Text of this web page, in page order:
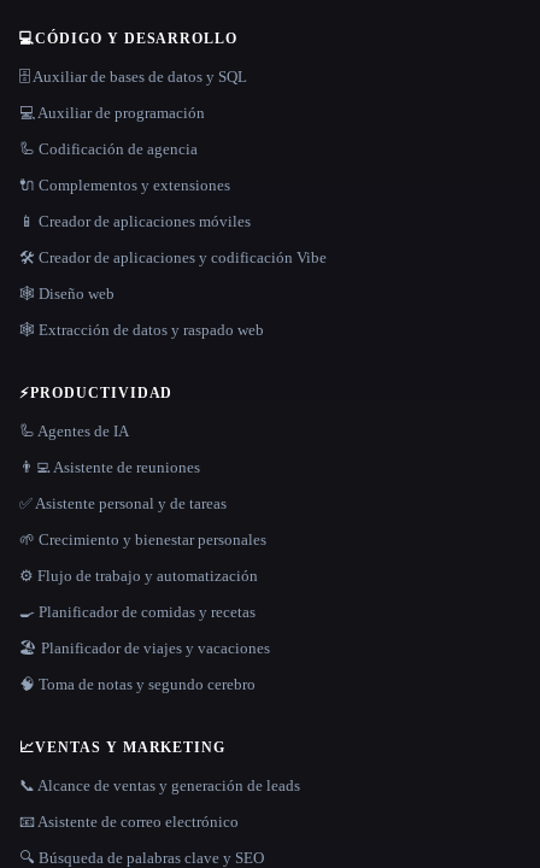
💻CÓDIGO Y DESARROLLO
🗄️ Auxiliar de bases de datos y SQL
💻 Auxiliar de programación
🦾 Codificación de agencia
🔌 Complementos y extensiones
📱 Creador de aplicaciones móviles
🛠️ Creador de aplicaciones y codificación Vibe
🕸 Diseño web
🕸️ Extracción de datos y raspado web
⚡PRODUCTIVIDAD
🦾 Agentes de IA
👨‍💻 Asistente de reuniones
✅ Asistente personal y de tareas
🌱 Crecimiento y bienestar personales
⚙️ Flujo de trabajo y automatización
🍳 Planificador de comidas y recetas
🏖 Planificador de viajes y vacaciones
🧠 Toma de notas y segundo cerebro
📈VENTAS Y MARKETING
📞 Alcance de ventas y generación de leads
📧 Asistente de correo electrónico
🔍 Búsqueda de palabras clave y SEO